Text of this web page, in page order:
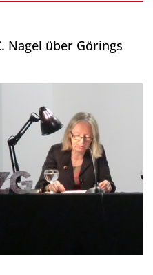
Nagel über Görings